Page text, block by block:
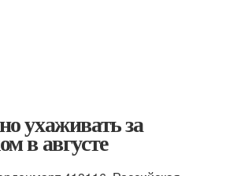
ухаживать за
в августе